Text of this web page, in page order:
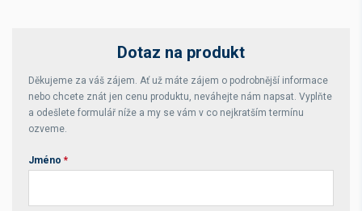
Dotaz na produkt
Děkujeme za váš zájem. Ať už máte zájem o podrobnější informace
nebo chcete znát jen cenu produktu, neváhejte nám napsat. Vyplňte
a odešlete formulář níže a my se vám v co nejkratším termínu
ozveme.
Jméno *